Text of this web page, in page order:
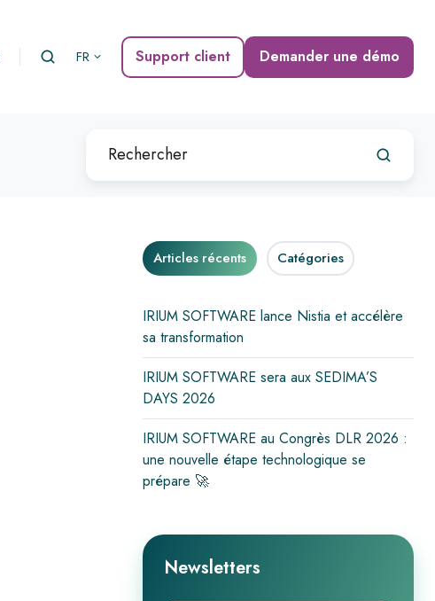
FR Support client Demander une démo
Articles récents Catégories
IRIUM SOFTWARE lance Nistia et accélère
sa transformation
IRIUM SOFTWARE sera aux SEDIMA’S
DAYS 2026
IRIUM SOFTWARE au Congrès DLR 2026 :
une nouvelle étape technologique se
prépare 🚀
Newsletters